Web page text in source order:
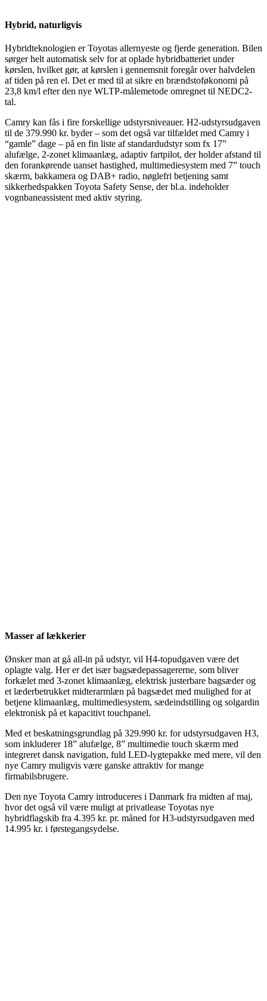
Hybrid, naturligvis
Hybridteknologien er Toyotas allernyeste og fjerde generation. Bilen
sørger helt automatisk selv for at oplade hybridbatteriet under
kørslen, hvilket gør, at kørslen i gennemsnit foregår over halvdelen
af tiden på ren el. Det er med til at sikre en brændstoføkonomi på
23,8 km/l efter den nye WLTP-målemetode omregnet til NEDC2-
tal.
Camry kan fås i fire forskellige udstyrsniveauer. H2-udstyrsudgaven
til de 379.990 kr. byder – som det også var tilfældet med Camry i
“gamle” dage – på en fin liste af standardudstyr som fx 17”
alufælge, 2-zonet klimaanlæg, adaptiv fartpilot, der holder afstand til
den forankørende uanset hastighed, multimediesystem med 7” touch
skærm, bakkamera og DAB+ radio, nøglefri betjening samt
sikkerhedspakken Toyota Safety Sense, der bl.a. indeholder
vognbaneassistent med aktiv styring.
Masser af lækkerier
Ønsker man at gå all-in på udstyr, vil H4-topudgaven være det
oplagte valg. Her er det især bagsædepassagererne, som bliver
forkælet med 3-zonet klimaanlæg, elektrisk justerbare bagsæder og
et læderbetrukket midterarmlæn på bagsædet med mulighed for at
betjene klimaanlæg, multimediesystem, sædeindstilling og solgardin
elektronisk på et kapacitivt touchpanel.
Med et beskatningsgrundlag på 329.990 kr. for udstyrsudgaven H3,
som inkluderer 18” alufælge, 8” multimedie touch skærm med
integreret dansk navigation, fuld LED-lygtepakke med mere, vil den
nye Camry muligvis være ganske attraktiv for mange
firmabilsbrugere.
Den nye Toyota Camry introduceres i Danmark fra midten af maj,
hvor det også vil være muligt at privatlease Toyotas nye
hybridflagskib fra 4.395 kr. pr. måned for H3-udstyrsudgaven med
14.995 kr. i førstegangsydelse.